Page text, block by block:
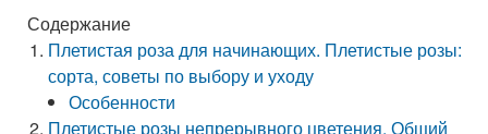
Содержание
Плетистая роза для начинающих. Плетистые розы:
сорта, советы по выбору и уходу
Особенности
Плетистые розы непрерывного цветения. Общий